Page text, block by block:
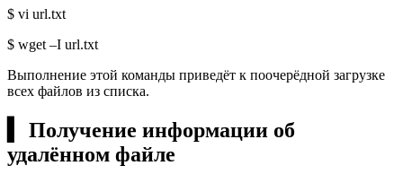
$ vi url.txt
$ wget –I url.txt
Выполнение этой команды приведёт к поочерёдной загрузке
всех файлов из списка.
▍ Получение информации об
удалённом файле